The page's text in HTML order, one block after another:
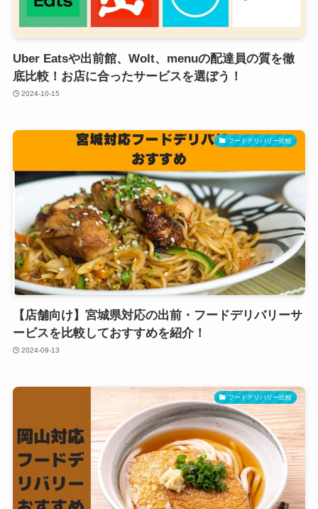
Uber Eatsや出前館、Wolt、menuの配達員の質を徹
底比較！お店に合ったサービスを選ぼう！
2024-10-15
フードデリバリー比較
【店舗向け】宮城県対応の出前・フードデリバリーサ
ービスを比較しておすすめを紹介！
2024-09-13
フードデリバリー比較